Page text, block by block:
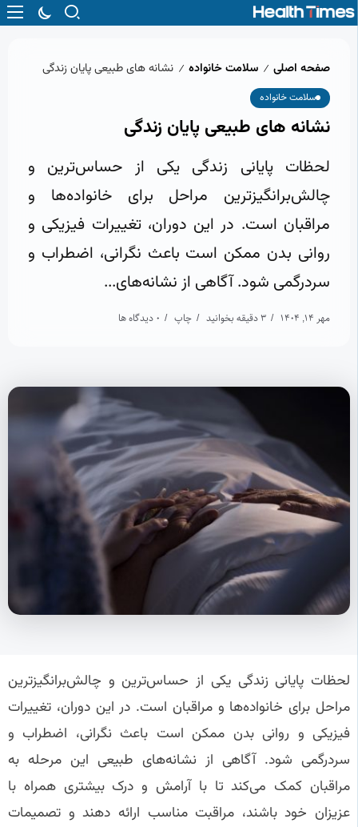
صفحه اصلی / سلامت خانواده / نشانه‌ های طبیعی پایان زندگی
سلامت خانواده
نشانه‌ های طبیعی پایان زندگی
لحظات پایانی زندگی یکی از حساس‌ترین و
چالش‌برانگیزترین مراحل برای خانواده‌ها و
مراقبان است. در این دوران، تغییرات فیزیکی و
روانی بدن ممکن است باعث نگرانی، اضطراب و
سردرگمی شود. آگاهی از نشانه‌های...
مهر 14, 1404 3 دقیقه بخوانید چاپ 0 دیدگاه ها
لحظات پایانی زندگی یکی از حساس‌ترین و چالش‌برانگیزترین
مراحل برای خانواده‌ها و مراقبان است. در این دوران، تغییرات
فیزیکی و روانی بدن ممکن است باعث نگرانی، اضطراب و
سردرگمی شود. آگاهی از نشانه‌های طبیعی این مرحله به
مراقبان کمک می‌کند تا با آرامش و درک بیشتری همراه با
عزیزان خود باشند، مراقبت مناسب ارائه دهند و تصمیمات